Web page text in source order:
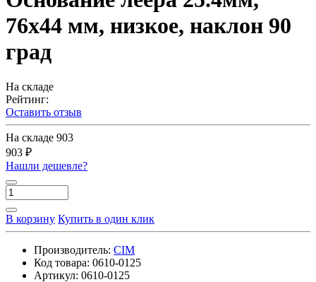
76х44 мм, низкое, наклон 90
град
На складе
Рейтинг:
Оставить отзыв
На складе 903
903 ₽
Нашли дешевле?
В корзину Купить в один клик
Производитель: CIM
Код товара: 0610-0125
Артикул: 0610-0125